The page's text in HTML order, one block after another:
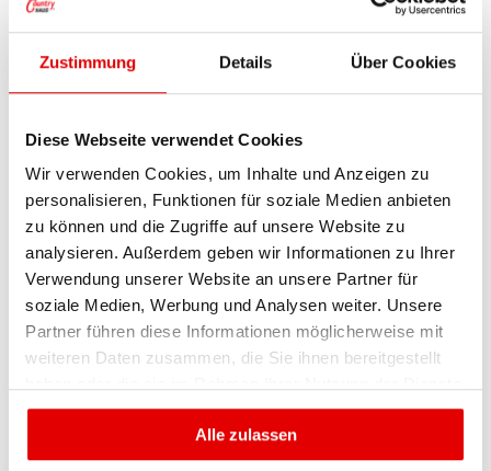
Zustimmung Details Über Cookies
Diese Webseite verwendet Cookies
Wir verwenden Cookies, um Inhalte und Anzeigen zu
personalisieren, Funktionen für soziale Medien anbieten
zu können und die Zugriffe auf unsere Website zu
analysieren. Außerdem geben wir Informationen zu Ihrer
Verwendung unserer Website an unsere Partner für
soziale Medien, Werbung und Analysen weiter. Unsere
Partner führen diese Informationen möglicherweise mit
weiteren Daten zusammen, die Sie ihnen bereitgestellt
gesammelt haben.
Alle zulassen
beispielsweise vorgegegeben, dass Bauherren
ihre Fassade und ihr Dach dem ortsüblichen
Gesamtbild anpassen müssen. Das heißt im
Konkreten, dass Sie in einer Siedlung mit
Satteldächern kein Flachdach oder Walmdach
mit der zuständigen Baubehörde
auseinandersetzen und Einsicht in den
Bebauungsplan und die Gemeindeverordnung
nehmen.
Bei Town & Country Haus stehen Sie mit der
Planung nicht allein da. Sie entscheiden sich für
ein schlüsselfertiges Massivhaus und
Unterstützung in der Bauplanung und in der
Einholung von Genehmigungen. Als